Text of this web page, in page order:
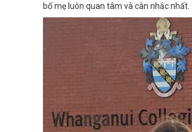
bố mẹ luôn quan tâm và cân nhắc nhất.